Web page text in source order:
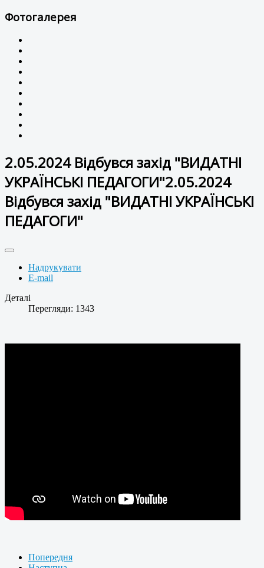
Фотогалерея
2.05.2024 Відбувся захід "ВИДАТНІ
УКРАЇНСЬКІ ПЕДАГОГИ"2.05.2024
Відбувся захід "ВИДАТНІ УКРАЇНСЬКІ
ПЕДАГОГИ"
Надрукувати
E-mail
Деталі
Перегляди: 1343
Попередня